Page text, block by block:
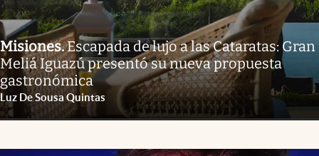
Misiones.Escapada de lujo a las Cataratas: Gran
Meliá Iguazú presentó su nueva propuesta
gastronómica
Luz De Sousa Quintas